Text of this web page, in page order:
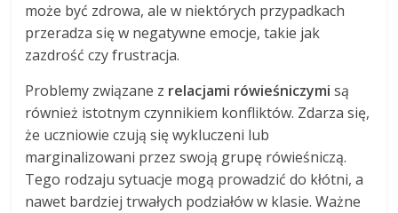
może być zdrowa, ale w niektórych przypadkach
przeradza się w negatywne emocje, takie jak
zazdrość czy frustracja.
Problemy związane z relacjami rówieśniczymi są
również istotnym czynnikiem konfliktów. Zdarza się,
że uczniowie czują się wykluczeni lub
marginalizowani przez swoją grupę rówieśniczą.
Tego rodzaju sytuacje mogą prowadzić do kłótni, a
nawet bardziej trwałych podziałów w klasie. Ważne